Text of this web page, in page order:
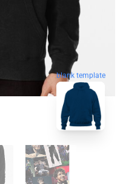
blank template